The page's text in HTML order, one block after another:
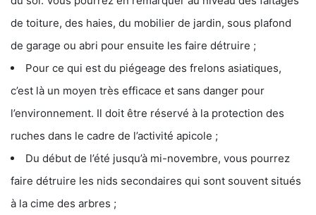
de toiture, des haies, du mobilier de jardin, sous plafond
de garage ou abri pour ensuite les faire détruire ;
Pour ce qui est du piégeage des frelons asiatiques,
c’est là un moyen très efficace et sans danger pour
l’environnement. Il doit être réservé à la protection des
ruches dans le cadre de l’activité apicole ;
Du début de l’été jusqu’à mi-novembre, vous pourrez
faire détruire les nids secondaires qui sont souvent situés
à la cime des arbres ;